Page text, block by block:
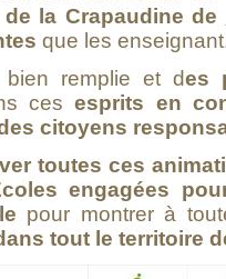
la Crapaudine de
que les
bien remplie et des
cesesprits en
citoyens
toutes ces
engagées
pour montrer à
tout le territoire